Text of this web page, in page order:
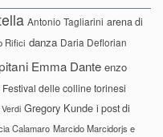
Antonio Tagliarini arena di
Rifici danza Daria Deflorian
Emma Dante enzo
Festival delle colline torinesi
Gregory Kunde i post di
Calamaro Marcido Marcidorjs e